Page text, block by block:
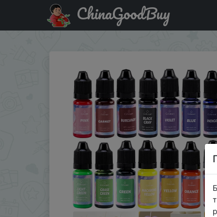
Придбати по знижці Concentrated Liquid Candle Dye
ChinaGoodBuy